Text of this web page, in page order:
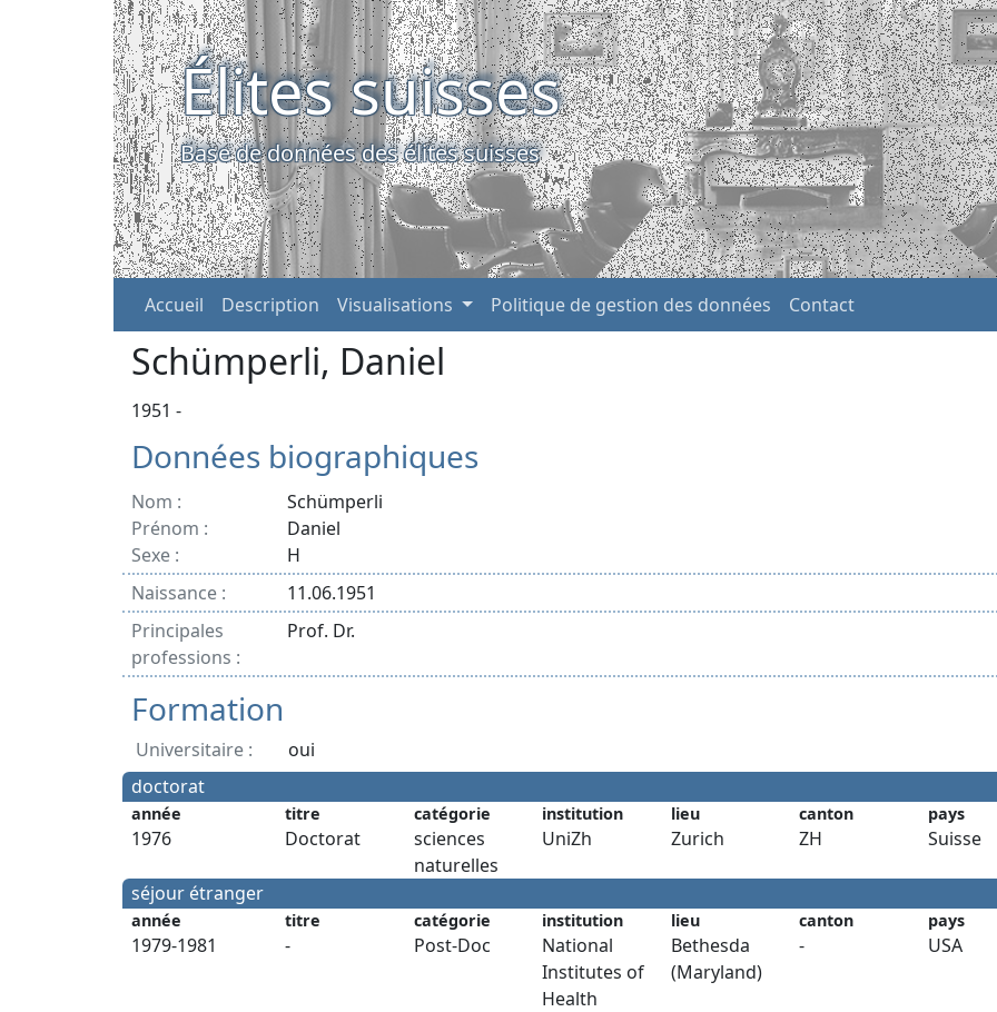
Élites suisses
Base de données des élites suisses
Accueil Description Visualisations Politique de gestion des données Contact
Schümperli, Daniel
1951 -
Données biographiques
Nom :
Schümperli
Prénom :
Daniel
Sexe :
H
Naissance :
11.06.1951
Principales
professions :
Prof. Dr.
Formation
Universitaire :
oui
doctorat
année titre catégorie institution lieu canton pays
1976 Doctorat
sciences
naturelles
UniZh Zurich ZH Suisse
séjour étranger
année titre catégorie institution lieu canton pays
1979-1981 - Post-Doc
National
Institutes of
Health
Bethesda
(Maryland)
- USA